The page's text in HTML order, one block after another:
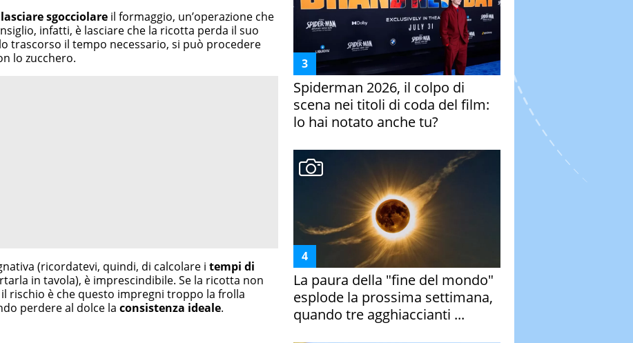
lasciare sgocciolare il formaggio, un’operazione che
infatti, è lasciare che la ricotta perda il suo
trascorso il tempo necessario, si può procedere
lo zucchero.
(ricordatevi, quindi, di calcolare i tempi di
in tavola), è imprescindibile. Se la ricotta non
rischio è che questo impregni troppo la frolla
perdere al dolce la consistenza ideale.
Spiderman 2026, il colpo di
scena nei titoli di coda del film:
lo hai notato anche tu?
La paura della "fine del mondo"
esplode la prossima settimana,
quando tre agghiaccianti ...